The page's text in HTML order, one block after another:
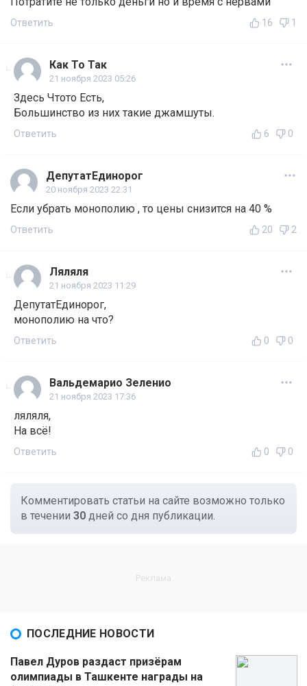
Ответить 16 1
Как То Так
21 ноября 2023 05:26
Здесь Чтото Есть,
Большинство из них такие джамшуты.
Ответить 6 0
ДепутатЕдинорог
20 ноября 2023 22:31
Если убрать монополию , то цены снизится на 40 %
Ответить 20 2
Ляляля
21 ноября 2023 11:29
ДепутатЕдинорог,
монополию на что?
Ответить 0 0
Вальдемарио Зеленио
21 ноября 2023 17:36
ляляля,
На всё!
Ответить 0 0
Комментировать статьи на сайте возможно только
в течении 30 дней со дня публикации.
ПОСЛЕДНИЕ НОВОСТИ
Павел Дуров раздаст призёрам
олимпиады в Ташкенте награды на